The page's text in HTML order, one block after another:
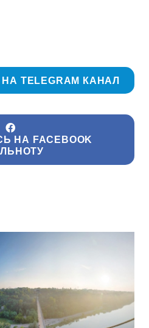
TELEGRAM КАНАЛ
НА FACEBOOK